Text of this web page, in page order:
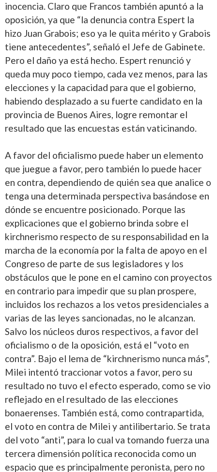
inocencia. Claro que Francos también apuntó a la
oposición, ya que “la denuncia contra Espert la
hizo Juan Grabois; eso ya le quita mérito y Grabois
tiene antecedentes”, señaló el Jefe de Gabinete.
Pero el daño ya está hecho. Espert renunció y
queda muy poco tiempo, cada vez menos, para las
elecciones y la capacidad para que el gobierno,
habiendo desplazado a su fuerte candidato en la
provincia de Buenos Aires, logre remontar el
resultado que las encuestas están vaticinando.
A favor del oficialismo puede haber un elemento
que juegue a favor, pero también lo puede hacer
en contra, dependiendo de quién sea que analice o
tenga una determinada perspectiva basándose en
dónde se encuentre posicionado. Porque las
explicaciones que el gobierno brinda sobre el
kirchnerismo respecto de su responsabilidad en la
marcha de la economía por la falta de apoyo en el
Congreso de parte de sus legisladores y los
obstáculos que le pone en el camino con proyectos
en contrario para impedir que su plan prospere,
incluidos los rechazos a los vetos presidenciales a
varias de las leyes sancionadas, no le alcanzan.
Salvo los núcleos duros respectivos, a favor del
oficialismo o de la oposición, está el “voto en
contra”. Bajo el lema de “kirchnerismo nunca más”,
Milei intentó traccionar votos a favor, pero su
resultado no tuvo el efecto esperado, como se vio
reflejado en el resultado de las elecciones
bonaerenses. También está, como contrapartida,
el voto en contra de Milei y antilibertario. Se trata
del voto “anti”, para lo cual va tomando fuerza una
tercera dimensión política reconocida como un
espacio que es principalmente peronista, pero no